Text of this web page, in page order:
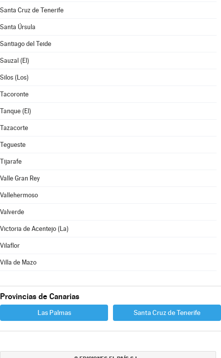
Santa Cruz de Tenerife
Santa Úrsula
Santiago del Teide
Sauzal (El)
Silos (Los)
Tacoronte
Tanque (El)
Tazacorte
Tegueste
Tijarafe
Valle Gran Rey
Vallehermoso
Valverde
Victoria de Acentejo (La)
Vilaflor
Villa de Mazo
Provincias de Canarias
Las Palmas Santa Cruz de Tenerife